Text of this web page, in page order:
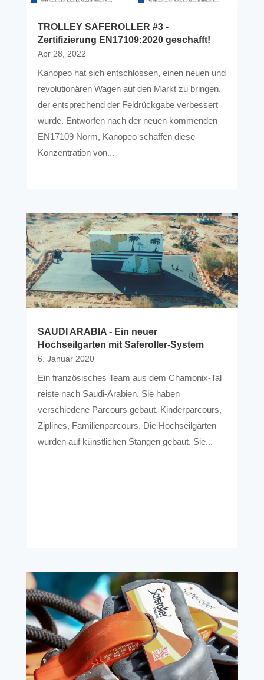
TROLLEY SAFEROLLER #3 -
Zertifizierung EN17109:2020 geschafft!
Apr 28, 2022
Kanopeo hat sich entschlossen, einen neuen und
revolutionären Wagen auf den Markt zu bringen,
der entsprechend der Feldrückgabe verbessert
wurde. Entworfen nach der neuen kommenden
EN17109 Norm, Kanopeo schaffen diese
Konzentration von...
SAUDI ARABIA - Ein neuer
Hochseilgarten mit Saferoller-System
6. Januar 2020
Ein französisches Team aus dem Chamonix-Tal
reiste nach Saudi-Arabien. Sie haben
verschiedene Parcours gebaut. Kinderparcours,
Ziplines, Familienparcours. Die Hochseilgärten
wurden auf künstlichen Stangen gebaut. Sie...